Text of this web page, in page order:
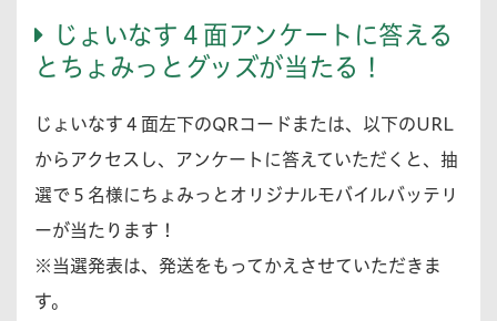
じょいなす４面アンケートに答える
とちょみっとグッズが当たる！
じょいなす４面左下のQRコードまたは、以下のURL
からアクセスし、アンケートに答えていただくと、抽
選で５名様にちょみっとオリジナルモバイルバッテリ
ーが当たります！
※当選発表は、発送をもってかえさせていただきま
す。